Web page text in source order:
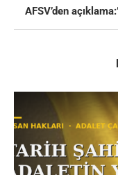
AFSV’den